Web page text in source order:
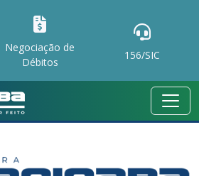
Negociação de
Débitos
156/SIC